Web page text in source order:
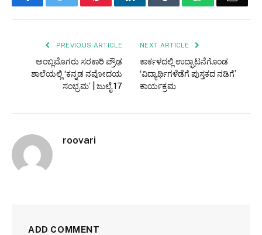
PREVIOUS ARTICLE
ಅಂಬ್ಲಮೊಗರು ಸರಕಾರಿ ಪ್ರೌಢ
ಶಾಲೆಯಲ್ಲಿ ‘ಕನ್ನಡ ನವೋದಯ
ಸಂಭ್ರಮ’ | ಜುಲೈ 17
NEXT ARTICLE
ಕಾರ್ಕಳದಲ್ಲಿ ಉದ್ಘಾಟನೆಗೊಂಡ
‘ವಿದ್ಯಾರ್ಥಿಗಳೆಡೆಗೆ ಪುಸ್ತಕದ ನಡಿಗೆ’
ಕಾರ್ಯಕ್ರಮ
roovari
ADD COMMENT